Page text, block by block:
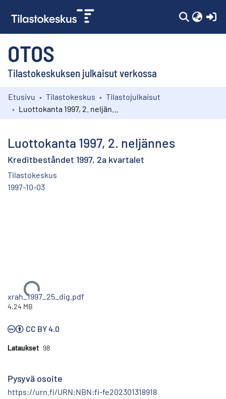
OTOS
Tilastokeskuksen julkaisut verkossa
Kokoelmat
Etusivu Tilastokeskus
Tilastojulkaisut
Luottokanta 1997, 2. neljännes
Kreditbeståndet 1997, 2a kvartalet
Tilastokeskus
1997-10-03
Ladataan...
xrah_1997_25_dig.pdf
4.24 MB
CC BY 4.0
Lataukset 98
Pysyvä osoite
https://urn.fi/URN:NBN:fi-fe202301318918